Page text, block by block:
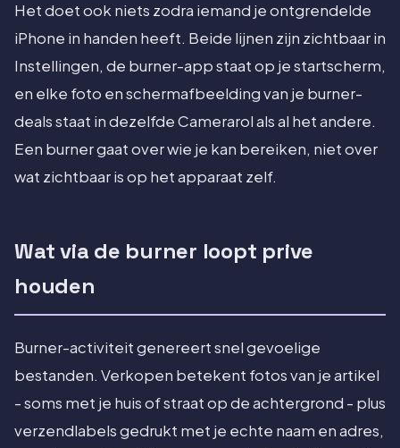
Het doet ook niets zodra iemand je ontgrendelde
iPhone in handen heeft. Beide lijnen zijn zichtbaar in
Instellingen, de burner-app staat op je startscherm,
en elke foto en schermafbeelding van je burner-
deals staat in dezelfde Camerarol als al het andere.
Een burner gaat over wie je kan bereiken, niet over
wat zichtbaar is op het apparaat zelf.
Wat via de burner loopt prive
houden
Burner-activiteit genereert snel gevoelige
bestanden. Verkopen betekent fotos van je artikel
- soms met je huis of straat op de achtergrond - plus
verzendlabels gedrukt met je echte naam en adres,